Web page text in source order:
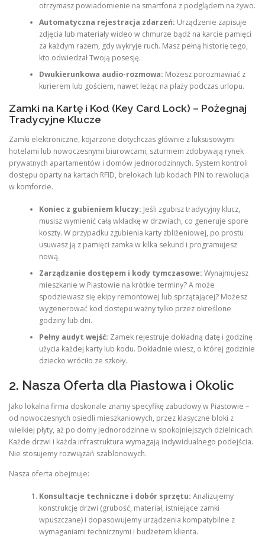
otrzymasz powiadomienie na smartfona z podglądem na żywo.
Automatyczna rejestracja zdarzeń: Urządzenie zapisuje
zdjęcia lub materiały wideo w chmurze bądź na karcie pamięci
za każdym razem, gdy wykryje ruch. Masz pełną historię tego,
kto odwiedzał Twoją posesję.
Dwukierunkowa audio-rozmowa: Możesz porozmawiać z
kurierem lub gościem, nawet leżąc na plaży podczas urlopu.
Zamki na Kartę i Kod (Key Card Lock) – Pożegnaj
Tradycyjne Klucze
Zamki elektroniczne, kojarzone dotychczas głównie z luksusowymi
hotelami lub nowoczesnymi biurowcami, szturmem zdobywają rynek
prywatnych apartamentów i domów jednorodzinnych. System kontroli
dostępu oparty na kartach RFID, brelokach lub kodach PIN to rewolucja
w komforcie.
Koniec z gubieniem kluczy: Jeśli zgubisz tradycyjny klucz,
musisz wymienić całą wkładkę w drzwiach, co generuje spore
koszty. W przypadku zgubienia karty zbliżeniowej, po prostu
usuwasz ją z pamięci zamka w kilka sekund i programujesz
nową.
Zarządzanie dostępem i kody tymczasowe: Wynajmujesz
mieszkanie w Piastowie na krótkie terminy? A może
spodziewasz się ekipy remontowej lub sprzątającej? Możesz
wygenerować kod dostępu ważny tylko przez określone
godziny lub dni.
Pełny audyt wejść: Zamek rejestruje dokładną datę i godzinę
użycia każdej karty lub kodu. Dokładnie wiesz, o której godzinie
dziecko wróciło ze szkoły.
2. Nasza Oferta dla Piastowa i Okolic
Jako lokalna firma doskonale znamy specyfikę zabudowy w Piastowie –
od nowoczesnych osiedli mieszkaniowych, przez klasyczne bloki z
wielkiej płyty, aż po domy jednorodzinne w spokojniejszych dzielnicach.
Każde drzwi i każda infrastruktura wymagają indywidualnego podejścia.
Nie stosujemy rozwiązań szablonowych.
Nasza oferta obejmuje:
Konsultacje techniczne i dobór sprzętu: Analizujemy
konstrukcję drzwi (grubość, materiał, istniejące zamki
wpuszczane) i dopasowujemy urządzenia kompatybilne z
wymaganiami technicznymi i budżetem klienta.